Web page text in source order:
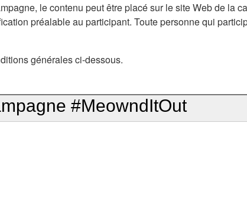
le contenu peut être placé sur le site Web de la
préalable au participant. Toute personne qui
générales ci-dessous.
#MeowndItOut